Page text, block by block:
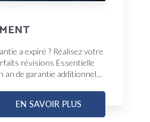
a expiré ? Réalisez votre
révisions Essentielle
an de garantie additionnel...
EN SAVOIR PLUS